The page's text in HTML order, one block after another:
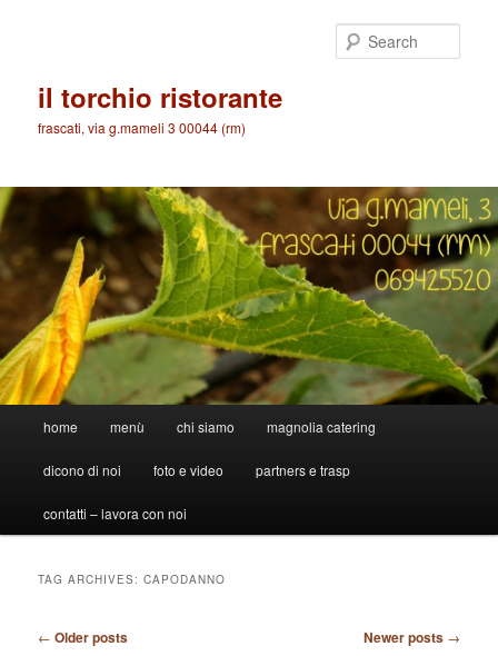
il torchio ristorante
frascati, via g.mameli 3 00044 (rm)
home menù chi siamo magnolia catering
dicono di noi foto e video partners e trasp
contatti – lavora con noi
TAG ARCHIVES:CAPODANNO
Post
← Older posts Newer posts →